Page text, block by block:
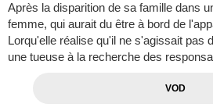
Après la disparition de sa famille dans
femme, qui aurait du être à bord de
Lorqu'elle réalise qu'il ne s'agissait pas
une tueuse à la recherche des
VOD